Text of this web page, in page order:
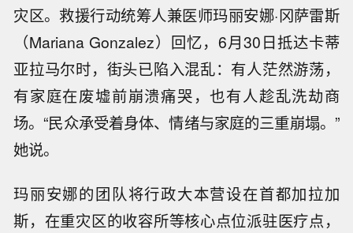
灾区。救援行动统筹人兼医师玛丽安娜·冈萨雷斯
（Mariana Gonzalez）回忆，6月30日抵达卡蒂
亚拉马尔时，街头已陷入混乱：有人茫然游荡，
有家庭在废墟前崩溃痛哭，也有人趁乱洗劫商
场。“民众承受着身体、情绪与家庭的三重崩塌。”
她说。
玛丽安娜的团队将行政大本营设在首都加拉加
斯，在重灾区的收容所等核心点位派驻医疗点，